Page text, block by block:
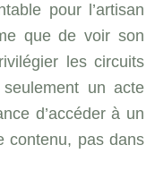
pour l’artisan
que de voir son
les circuits
un acte
d’accéder à un
contenu, pas dans